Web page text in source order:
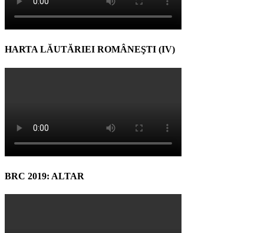
HARTA LĂUTĂRIEI ROMÂNEŞTI (IV)
BRC 2019: ALTAR